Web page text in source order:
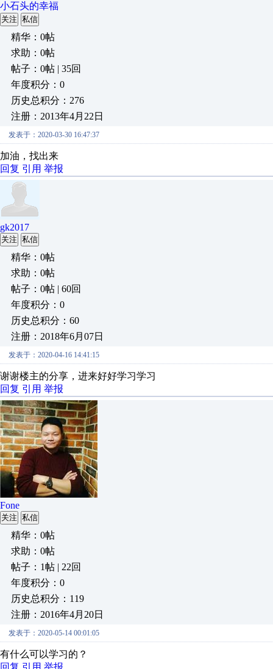
小石头的幸福
关注 私信
精华：0帖
求助：0帖
帖子：0帖 | 35回
年度积分：0
历史总积分：276
注册：2013年4月22日
发表于：2020-03-30 16:47:37
加油，找出来
回复 引用 举报
gk2017
关注 私信
精华：0帖
求助：0帖
帖子：0帖 | 60回
年度积分：0
历史总积分：60
注册：2018年6月07日
发表于：2020-04-16 14:41:15
谢谢楼主的分享，进来好好学习学习
回复 引用 举报
Fone
关注 私信
精华：0帖
求助：0帖
帖子：1帖 | 22回
年度积分：0
历史总积分：119
注册：2016年4月20日
发表于：2020-05-14 00:01:05
有什么可以学习的？
回复 引用 举报